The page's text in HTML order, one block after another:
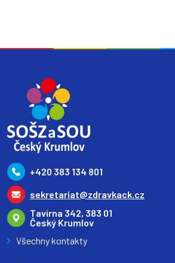
+420 383 134 801
sekretariat@zdravkack.cz
Tavírna 342, 383 01
Český Krumlov
Všechny kontakty